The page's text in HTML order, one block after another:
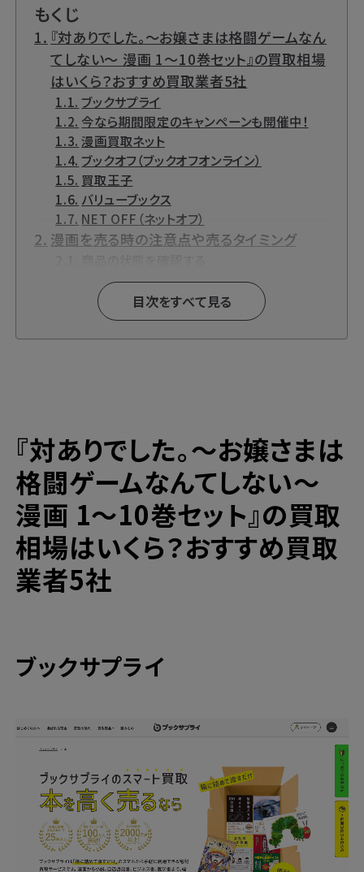
もくじ
『対ありでした。～お嬢さまは格闘ゲームなん
てしない～ 漫画 1～10巻セット』の買取相場
はいくら？おすすめ買取業者5社
ブックサプライ
今なら期間限定のキャンペーンも開催中！
漫画買取ネット
ブックオフ（ブックオフオンライン）
買取王子
バリューブックス
NET OFF（ネットオフ）
漫画を売る時の注意点や売るタイミング
まとめて売る
新作は早く売る
『対ありでした。～お嬢さまは格闘ゲームなん
てしない～』とは？
目次をすべて見る
『対ありでした。～お嬢さまは
格闘ゲームなんてしない～
漫画 1～10巻セット』の買取
相場はいくら？おすすめ買取
業者5社
ブックサプライ